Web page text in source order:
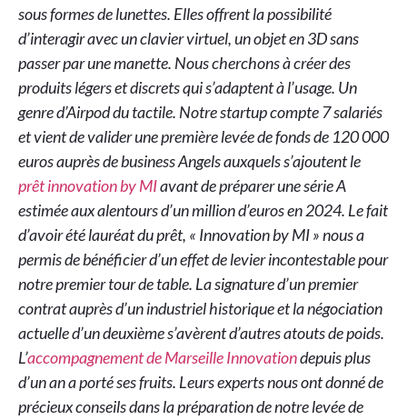
sous formes de lunettes. Elles offrent la possibilité
d’interagir avec un clavier virtuel, un objet en 3D sans
passer par une manette. Nous cherchons à créer des
produits légers et discrets qui s’adaptent à l’usage. Un
genre d’Airpod du tactile. Notre startup compte 7 salariés
et vient de valider une première levée de fonds de 120 000
euros auprès de business Angels auxquels s’ajoutent le
prêt innovation by MIavant de préparer une série A
estimée aux alentours d’un million d’euros en 2024. Le fait
d’avoir été lauréat du prêt, « Innovation by MI » nous a
permis de bénéficier d’un effet de levier incontestable pour
notre premier tour de table. La signature d’un premier
contrat auprès d’un industriel historique et la négociation
actuelle d’un deuxième s’avèrent d’autres atouts de poids.
L’accompagnement de Marseille Innovationdepuis plus
d’un an a porté ses fruits. Leurs experts nous ont donné de
précieux conseils dans la préparation de notre levée de